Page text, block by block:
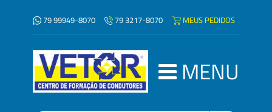
79 99949-8070 79 3217-8070 MEUS PEDIDOS
MENU